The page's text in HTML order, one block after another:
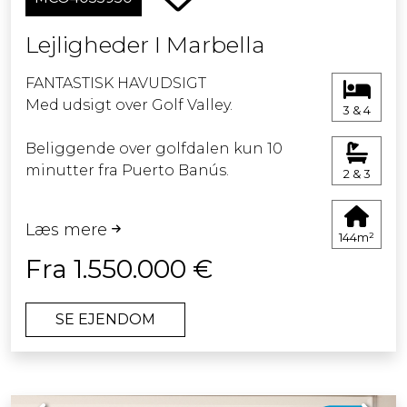
Gibraltar og Afrikas kyster.
Lejligheder I Marbella
FANTASTISK HAVUDSIGT
Med udsigt over Golf Valley.
Beliggende over golfdalen kun 10
minutter fra Puerto Banús.
med 3 og 4 soveværelser fordelt på 7
blokke med kun 2 enheder pr. etage,
hvilket giver en eksklusiv følelse.
Hver bolig har et fuldt udstyret
Læs mere
Fra 1.550.000 €
SE EJENDOM
3 & 4
2 & 3
144m²